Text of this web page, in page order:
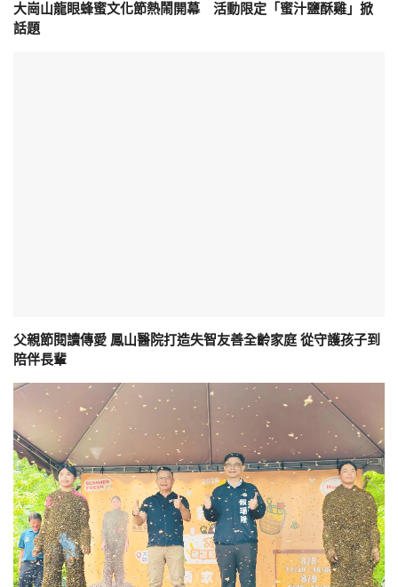
大崗山龍眼蜂蜜文化節熱鬧開幕 活動限定「蜜汁鹽酥雞」掀
話題
父親節閱讀傳愛 鳳山醫院打造失智友善全齡家庭 從守護孩子到
陪伴長輩